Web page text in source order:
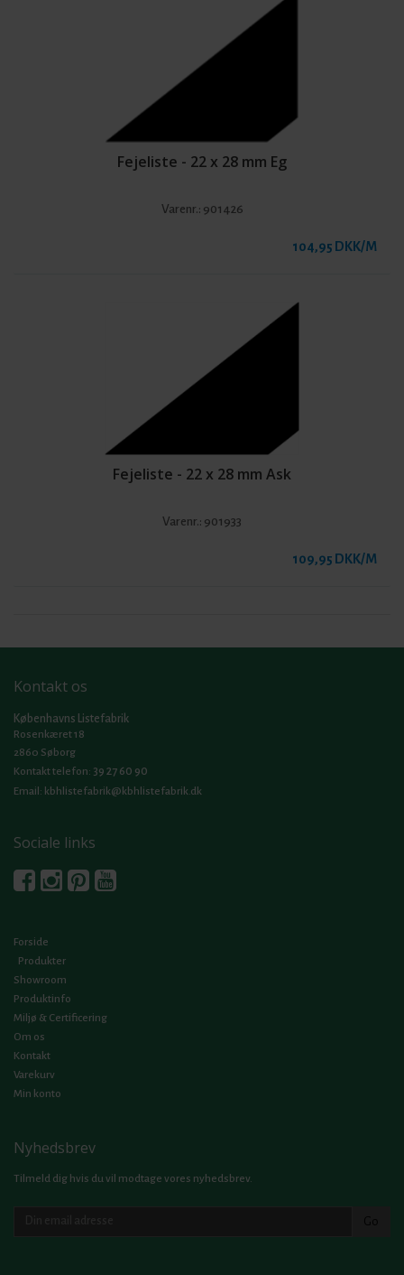
Fejeliste - 22 x 28 mm Eg
Varenr.: 901426
104,95 DKK/M
Fejeliste - 22 x 28 mm Ask
Varenr.: 901933
109,95 DKK/M
Kontakt os
Københavns Listefabrik
Rosenkæret 18
2860 Søborg
Kontakt telefon: 39 27 60 90
Email: kbhlistefabrik@kbhlistefabrik.dk
Sociale links
Forside
Produkter
Showroom
Produktinfo
Miljø & Certificering
Om os
Kontakt
Varekurv
Min konto
Nyhedsbrev
Tilmeld dig hvis du vil modtage vores nyhedsbrev.